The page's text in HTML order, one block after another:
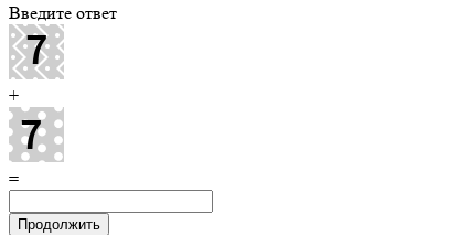
Введите ответ
+
=